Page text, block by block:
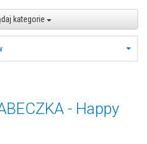
kategorie
- Happy